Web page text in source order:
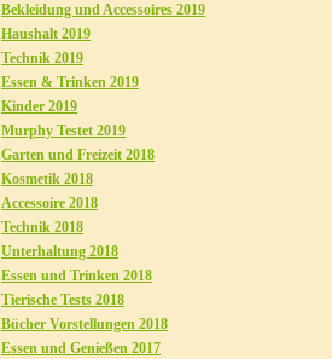
Bekleidung und Accessoires 2019
Haushalt 2019
Technik 2019
Essen & Trinken 2019
Kinder 2019
Murphy Testet 2019
Garten und Freizeit 2018
Kosmetik 2018
Accessoire 2018
Technik 2018
Unterhaltung 2018
Essen und Trinken 2018
Tierische Tests 2018
Bücher Vorstellungen 2018
Essen und Genießen 2017